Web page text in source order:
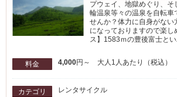
プウェイ、地獄めぐり、そ
輪温泉等々の温泉を自転車
せんか？体力に自身がない
になっておりますので楽し
ス】1583ｍの豊後富士と
料金 4,000円～ 大人1人あたり（税込）
カテゴリ レンタサイクル